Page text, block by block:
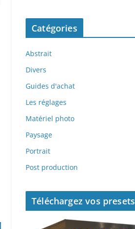
Catégories
Abstrait
Divers
Guides d'achat
Les réglages
Matériel photo
Paysage
Portrait
Post production
Téléchargez vos presets